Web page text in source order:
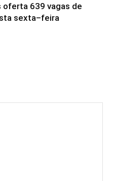
oferta 639 vagas de
sexta–feira